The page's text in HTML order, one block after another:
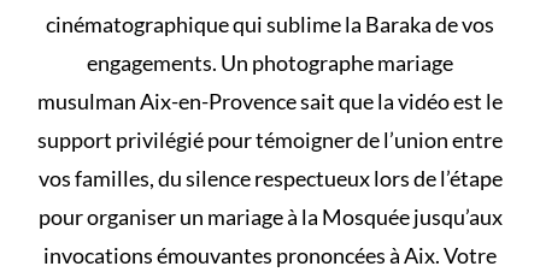
cinématographique qui sublime la Baraka de vos
engagements. Un photographe mariage
musulman Aix-en-Provence sait que la vidéo est le
support privilégié pour témoigner de l’union entre
vos familles, du silence respectueux lors de l’étape
pourorganiser un mariage à la Mosquéejusqu’aux
invocations émouvantes prononcées à Aix. Votre